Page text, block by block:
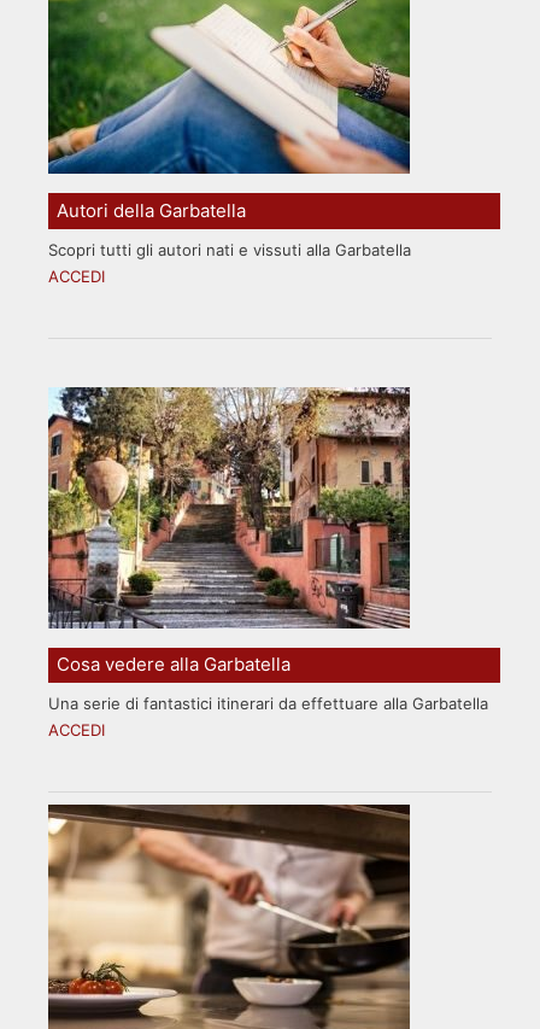
Autori della Garbatella
Scopri tutti gli autori nati e vissuti alla Garbatella
ACCEDI
Cosa vedere alla Garbatella
Una serie di fantastici itinerari da effettuare alla Garbatella
ACCEDI